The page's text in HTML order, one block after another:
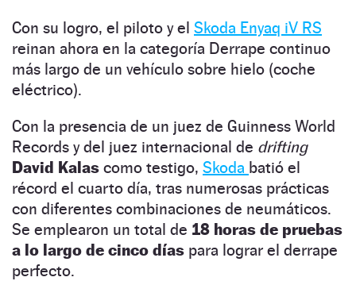
Con su logro, el piloto y el Skoda Enyaq iV RS
reinan ahora en la categoría Derrape continuo
más largo de un vehículo sobre hielo (coche
eléctrico).
Con la presencia de un juez de Guinness World
Records y del juez internacional de drifting
David Kalas como testigo, Skoda batió el
récord el cuarto día, tras numerosas prácticas
con diferentes combinaciones de neumáticos.
Se emplearon un total de 18 horas de pruebas
a lo largo de cinco días para lograr el derrape
perfecto.